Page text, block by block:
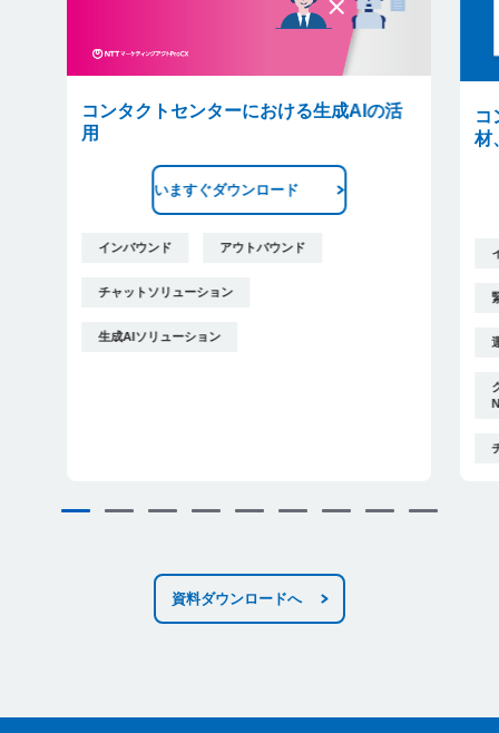
コンタクトセンターにおける生成AIの活
用
いますぐダウンロード
インバウンド アウトバウンド
チャットソリューション
生成AIソリューション
コ
材
資料ダウンロードへ